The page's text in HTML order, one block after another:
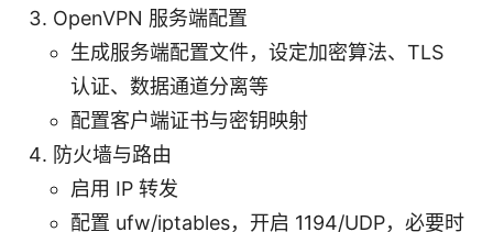
OpenVPN 服务端配置
生成服务端配置文件，设定加密算法、TLS
认证、数据通道分离等
配置客户端证书与密钥映射
防火墙与路由
启用 IP 转发
配置 ufw/iptables，开启 1194/UDP，必要时